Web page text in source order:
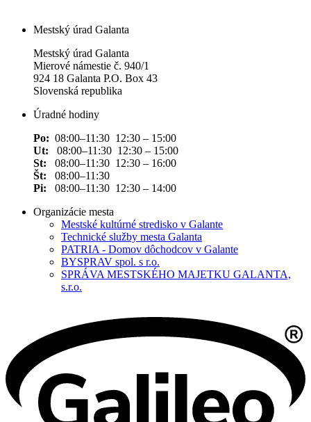
Mestský úrad Galanta
Mestský úrad Galanta
Mierové námestie č. 940/1
924 18 Galanta P.O. Box 43
Slovenská republika
Úradné hodiny
Po: 08:00–11:30 12:30 – 15:00
Ut: 08:00–11:30 12:30 – 15:00
St: 08:00–11:30 12:30 – 16:00
Št: 08:00–11:30
Pi: 08:00–11:30 12:30 – 14:00
Organizácie mesta
Mestské kultúrné stredisko v Galante
Technické služby mesta Galanta
PATRIA - Domov dôchodcov v Galante
BYSPRAV spol. s r.o.
SPRÁVA MESTSKÉHO MAJETKU GALANTA,
s.r.o.